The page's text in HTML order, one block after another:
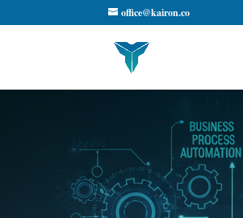
office@kairon.co